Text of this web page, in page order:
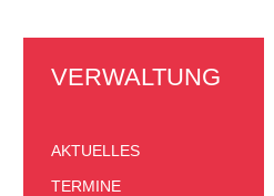
VERWALTUNG
AKTUELLES
TERMINE